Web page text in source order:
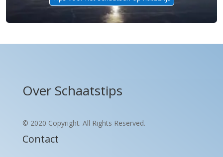
Over Schaatstips
© 2020 Copyright. All Rights Reserved.
Contact